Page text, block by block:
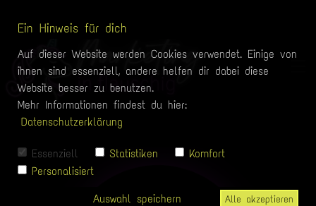
Ein Hinweis für dich
Auf dieser Website werden Cookies verwendet. Einige von
ihnen sind essenziell, andere helfen dir dabei diese
Website besser zu benutzen.
Mehr Informationen findest du hier:
Datenschutzerklärung
Essenziell Statistiken
Komfort
Personalisiert
Auswahl speichern Alle akzeptieren